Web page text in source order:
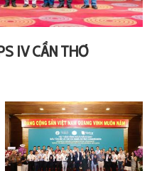
IV CẦN THƠ